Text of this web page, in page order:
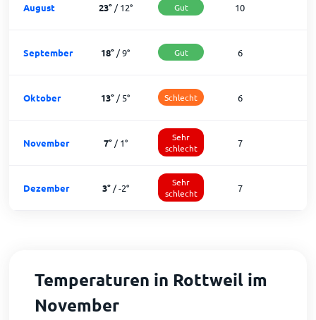
August 23°/12° Gut 10
September 18° /9° Gut 6
Oktober 13° /5° Schlecht 6
November 7°/1°
Sehr
schlecht
7
Dezember 3°/-2°
Sehr
schlecht
7
Temperaturen in Rottweil im
November